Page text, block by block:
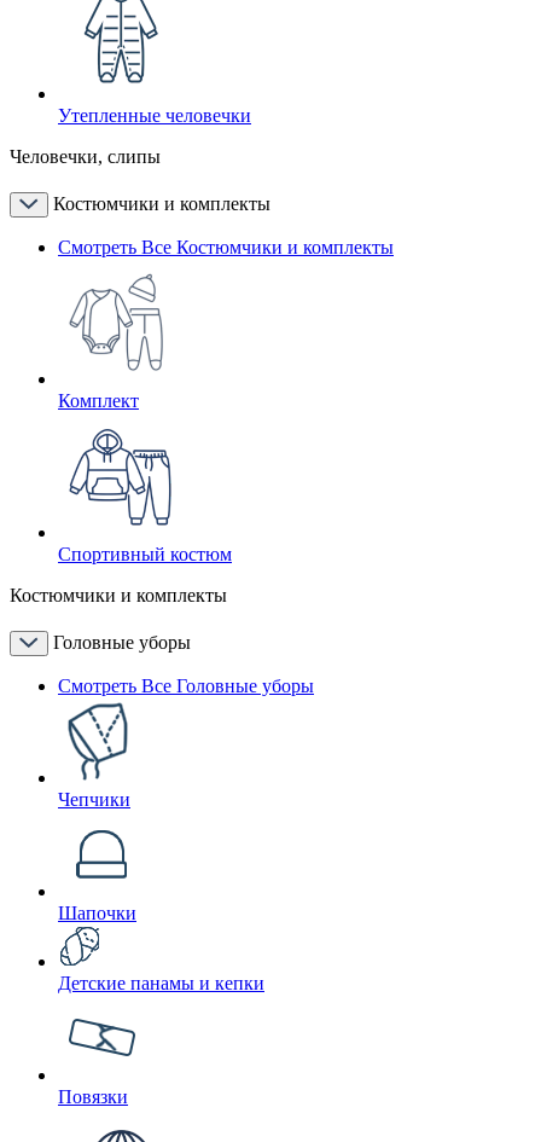
Утепленные человечки
Человечки, слипы
Костюмчики и комплекты
Смотреть Все Костюмчики и комплекты
Комплект
Спортивный костюм
Костюмчики и комплекты
Головные уборы
Смотреть Все Головные уборы
Чепчики
Шапочки
Детские панамы и кепки
Повязки